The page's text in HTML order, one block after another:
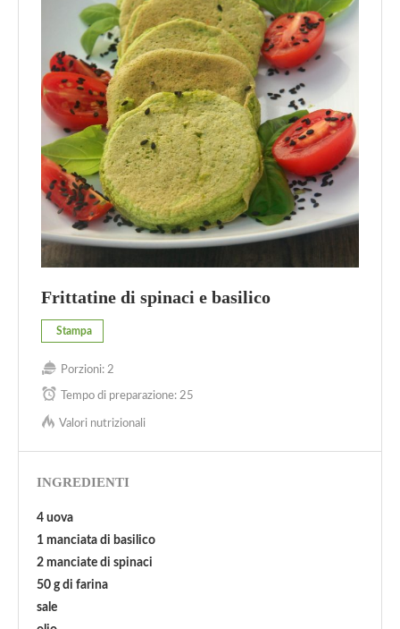
Frittatine di spinaci e basilico
Stampa
Porzioni: 2
Tempo di preparazione: 25
Valori nutrizionali
INGREDIENTI
4 uova
1 manciata di basilico
2 manciate di spinaci
50 g di farina
sale